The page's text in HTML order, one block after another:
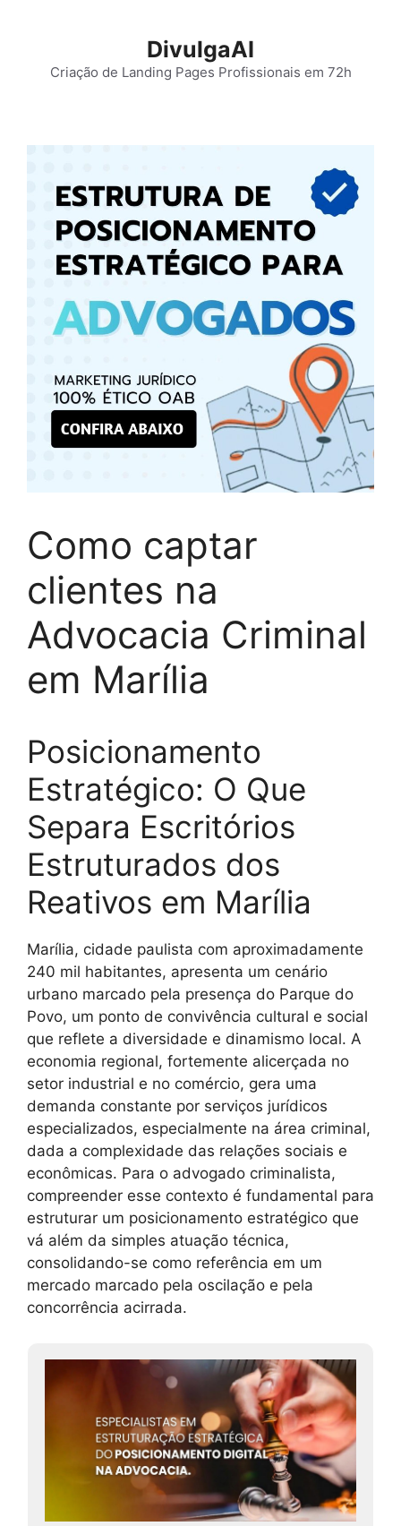
conteúdo
DivulgaAI
Criação de Landing Pages Profissionais em 72h
Como captar
clientes na
Advocacia Criminal
em Marília
Posicionamento
Estratégico: O Que
Separa Escritórios
Estruturados dos
Reativos em Marília
Marília, cidade paulista com aproximadamente
240 mil habitantes, apresenta um cenário
urbano marcado pela presença do Parque do
Povo, um ponto de convivência cultural e social
que reflete a diversidade e dinamismo local. A
economia regional, fortemente alicerçada no
setor industrial e no comércio, gera uma
demanda constante por serviços jurídicos
especializados, especialmente na área criminal,
dada a complexidade das relações sociais e
econômicas. Para o advogado criminalista,
compreender esse contexto é fundamental para
estruturar um posicionamento estratégico que
vá além da simples atuação técnica,
consolidando-se como referência em um
mercado marcado pela oscilação e pela
concorrência acirrada.